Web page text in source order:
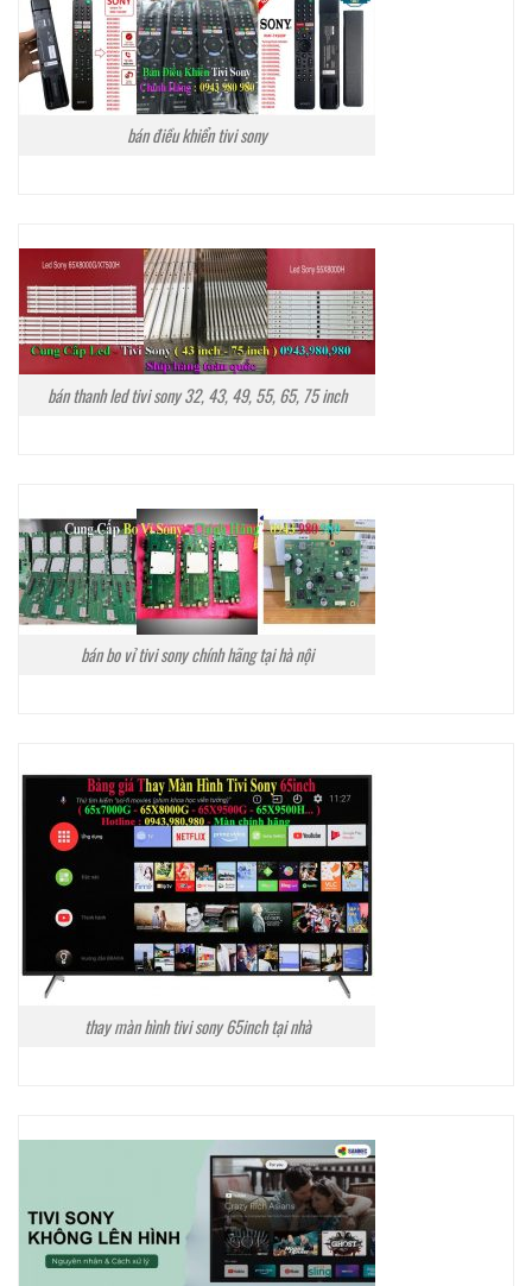
bán điều khiển tivi sony
bán thanh led tivi sony 32, 43, 49, 55, 65, 75 inch
bán bo vỉ tivi sony chính hãng tại hà nội
thay màn hình tivi sony 65inch tại nhà